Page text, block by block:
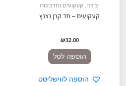
יצירה, קעקועים ומדבקות
קעקועים – חד קרן נצנץ
₪32.00
הוספה לסל
הוספה לווישליסט